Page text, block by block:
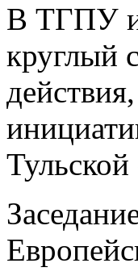
В ТГПУ
круглый
Тульской